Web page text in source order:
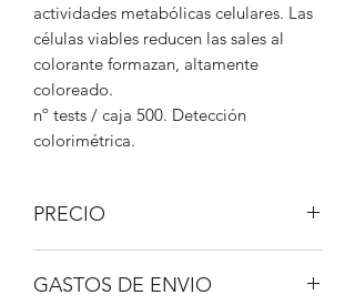
actividades metabólicas celulares. Las
células viables reducen las sales al
colorante formazan, altamente
coloreado.
nº tests / caja 500. Detección
colorimétrica.
PRECIO
GASTOS DE ENVIO